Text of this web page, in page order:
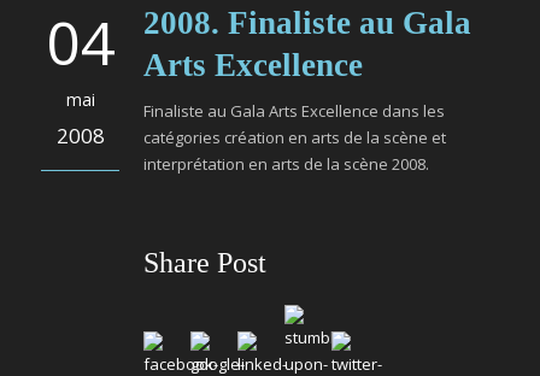
04
mai
2008
2008. Finaliste au Gala
Arts Excellence
Finaliste au Gala Arts Excellence dans les
catégories création en arts de la scène et
interprétation en arts de la scène 2008.
Share Post